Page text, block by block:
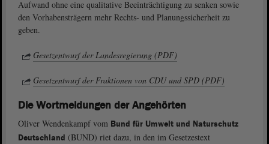
Aufwand ohne eine qualitative Beeinträchtigung zu senken sowie
den Vorhabensträgern mehr Rechts- und Planungssicherheit zu
geben.
Gesetzentwurf der Landesregierung (PDF)
Gesetzentwurf der Fraktionen von CDU und SPD (PDF)
Die Wortmeldungen der Angehörten
Oliver Wendenkampf vom Bund für Umwelt und Naturschutz
Deutschland (BUND) riet dazu, in den im Gesetzestext